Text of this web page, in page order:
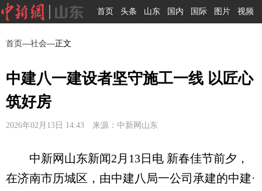
首页 头条 山东 国内 国际 图片 视频
首页—社会—正文
中建八一建设者坚守施工一线 以匠心
筑好房
2026年02月13日 14:43 来源：中新网山东
中新网山东新闻2月13日电 新春佳节前夕，
在济南市历城区，由中建八局一公司承建的中建·